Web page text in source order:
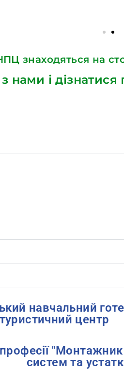
знаходяться на
нами і
навчальний
центр
"Монтажник
систем та